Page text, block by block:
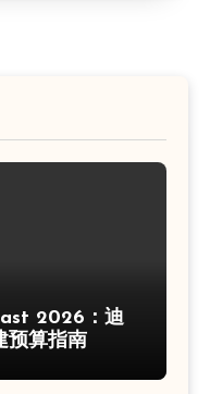
2026：迪
预算指南